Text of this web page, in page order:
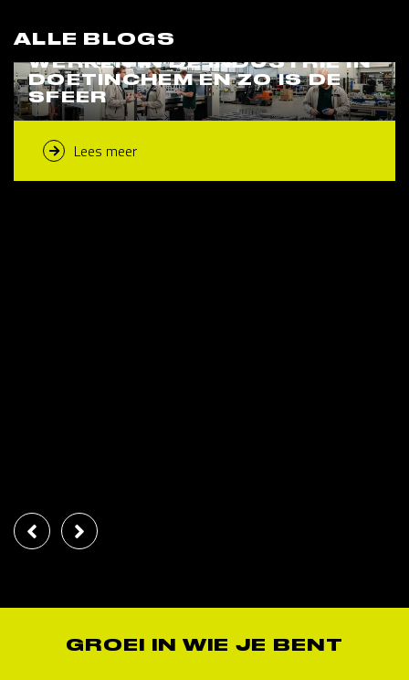
ALLE BLOGS
WERKEN IN DE INDUSTRIE IN
DOETINCHEM EN ZO IS DE
SFEER
Lees meer
GROEI IN WIE JE BENT